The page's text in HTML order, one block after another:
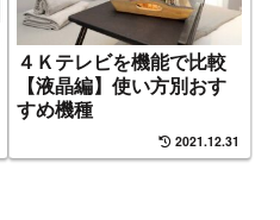
４Ｋテレビを機能で比較
【液晶編】使い方別おす
すめ機種
2021.12.31